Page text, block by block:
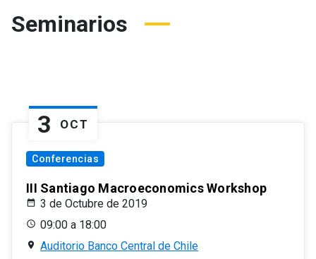
Seminarios
3 OCT
Conferencias
III Santiago Macroeconomics Workshop
3 de Octubre de 2019
09:00 a 18:00
Auditorio Banco Central de Chile